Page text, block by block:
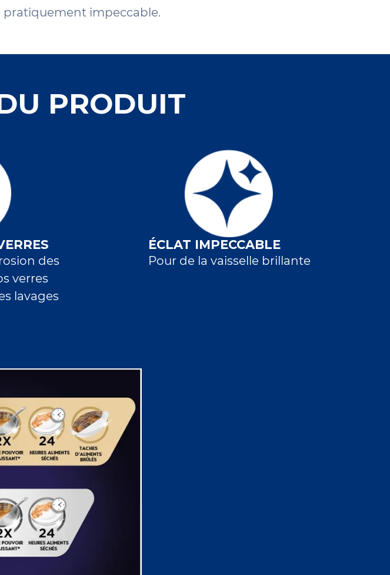
pratiquement impeccable.
PRODUIT
des
verres
lavages
ÉCLAT IMPECCABLE
Pour de la vaisselle brillante